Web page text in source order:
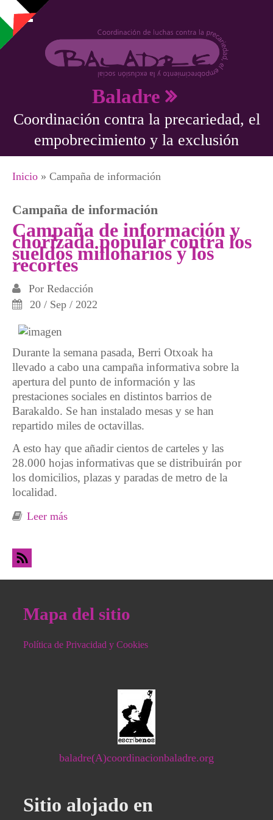
Pasar al contenido principal
Baladre
Coordinación contra la precariedad, el
empobrecimiento y la exclusión
Se encuentra usted aquí
Inicio » Campaña de información
Campaña de información
Campaña de información y
chorizada popular contra los
sueldos millonarios y los
recortes
Por Redacción
20 / Sep / 2022
Durante la semana pasada, Berri Otxoak ha
llevado a cabo una campaña informativa sobre la
apertura del punto de información y las
prestaciones sociales en distintos barrios de
Barakaldo. Se han instalado mesas y se han
repartido miles de octavillas.
A esto hay que añadir cientos de carteles y las
28.000 hojas informativas que se distribuirán por
los domicilios, plazas y paradas de metro de la
localidad.
Leer más
Mapa del sitio
Política de Privacidad y Cookies
baladre(A)coordinacionbaladre.org
Sitio alojado en